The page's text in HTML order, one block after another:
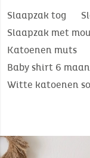
Slaapzak tog
Slaapzak met
Katoenen muts
Baby shirt 6
Witte katoenen